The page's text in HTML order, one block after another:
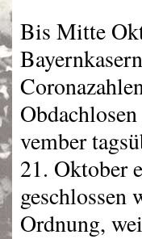
Bis Mitte
vember
21. Oktober
geschlossen
Ordnung,